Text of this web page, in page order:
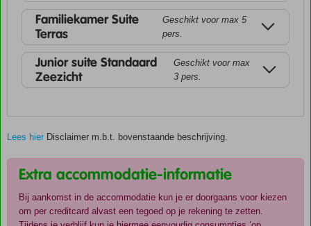
Familiekamer Suite
Terras
Geschikt voor max 5
pers.
Junior suite Standaard
Zeezicht
Geschikt voor max
3 pers.
Lees hier Disclaimer m.b.t. bovenstaande beschrijving.
Extra accommodatie-informatie
Bij aankomst in de accommodatie kun je er doorgaans voor kiezen
om per creditcard alvast een tegoed op je rekening te zetten.